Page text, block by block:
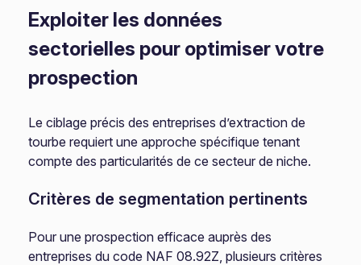
Exploiter les données
sectorielles pour optimiser votre
prospection
Le ciblage précis des entreprises d’extraction de
tourbe requiert une approche spécifique tenant
compte des particularités de ce secteur de niche.
Critères de segmentation pertinents
Pour une prospection efficace auprès des
entreprises du code NAF 08.92Z, plusieurs critères